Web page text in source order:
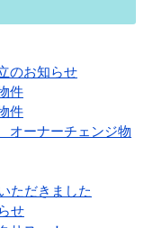
のお知らせ
件
件
オーナーチェンジ物
ただきました
せ